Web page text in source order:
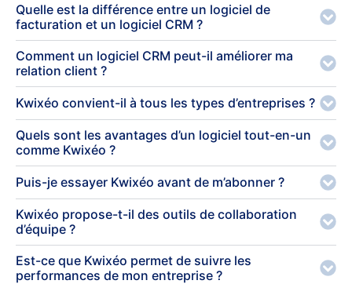
Quelle est la différence entre un logiciel de
facturation et un logiciel CRM ?
Comment un logiciel CRM peut-il améliorer ma
relation client ?
Kwixéo convient-il à tous les types d’entreprises ?
Quels sont les avantages d’un logiciel tout-en-un
comme Kwixéo ?
Puis-je essayer Kwixéo avant de m’abonner ?
Kwixéo propose-t-il des outils de collaboration
d’équipe ?
Est-ce que Kwixéo permet de suivre les
performances de mon entreprise ?